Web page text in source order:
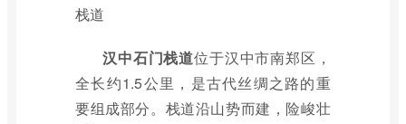
栈道
汉中石门栈道位于汉中市南郑区，
全长约1.5公里，是古代丝绸之路的重
要组成部分。栈道沿山势而建，险峻壮